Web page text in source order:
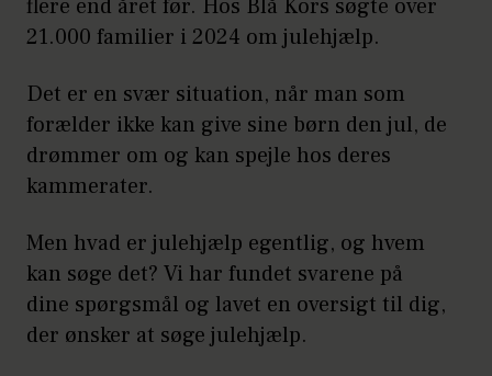
flere end året før. Hos Blå Kors søgte over
21.000 familier i 2024 om julehjælp.
Det er en svær situation, når man som
forælder ikke kan give sine børn den jul, de
drømmer om og kan spejle hos deres
kammerater.
Men hvad er julehjælp egentlig, og hvem
kan søge det? Vi har fundet svarene på
dine spørgsmål og lavet en oversigt til dig,
der ønsker at søge julehjælp.